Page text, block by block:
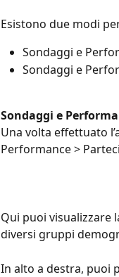
Esistono due modi
Sondaggi e
Sondaggi e
Sondaggi e
Una volta effettuato
Performance >
Qui puoi visualizzare
diversi gruppi
In alto a destra, puoi